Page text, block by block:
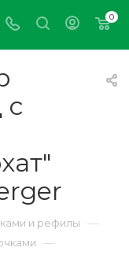
0
с
и рефилы —
—